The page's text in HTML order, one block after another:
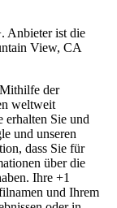
Anbieter ist die
View, CA
der
weltweit
Sie und
und unseren
dass Sie für
über die
Ihre +1
und Ihrem